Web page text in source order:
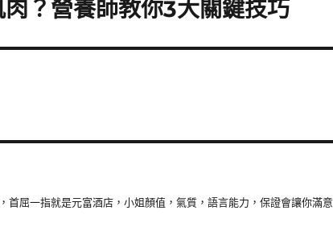
？營養師教你3大關鍵技巧
首屈一指就是元富酒店，小姐顏值，氣質，語言能力，保證會讓你滿意